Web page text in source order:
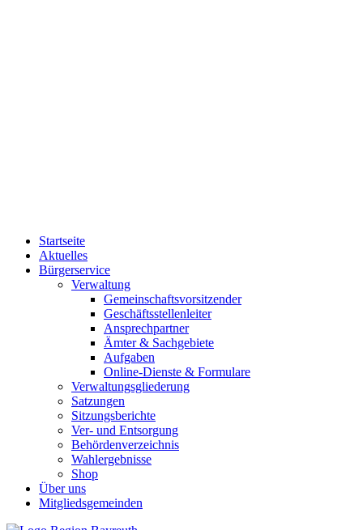
Startseite
Aktuelles
Bürgerservice
Verwaltung
Gemeinschaftsvorsitzender
Geschäftsstellenleiter
Ansprechpartner
Ämter & Sachgebiete
Aufgaben
Online-Dienste & Formulare
Verwaltungsgliederung
Satzungen
Sitzungsberichte
Ver- und Entsorgung
Behördenverzeichnis
Wahlergebnisse
Shop
Über uns
Mitgliedsgemeinden